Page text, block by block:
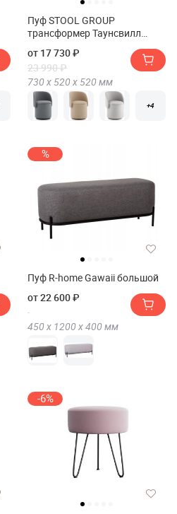
Пуф STOOL GROUP
трансформер Таунсвилл
вращающийся с ящиком
от 17 730 ₽
23 990 ₽
730 х 520 х 520 мм
+4
%
Пуф R-home Gawaii большой
от 22 600 ₽
450 х 1200 х400 мм
-6%